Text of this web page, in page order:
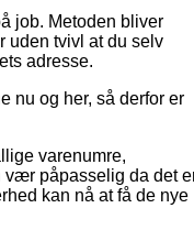
job. Metoden bliver
uden tvivl at du selv
adresse.
nu og her, så derfor er
varenumre,
vær påpasselig da det
kan nå at få de nye